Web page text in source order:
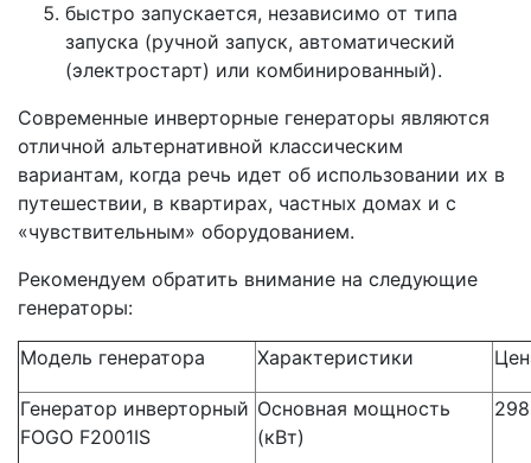
быстро запускается, независимо от типа
запуска (ручной запуск, автоматический
(электростарт) или комбинированный).
Современные инверторные генераторы являются
отличной альтернативной классическим
вариантам, когда речь идет об использовании их в
путешествии, в квартирах, частных домах и с
«чувствительным» оборудованием.
Рекомендуем обратить внимание на следующие
генераторы:
Модель генератора Характеристики
Генератор инверторный
FOGO F2001IS
Основная мощность
(кВт)